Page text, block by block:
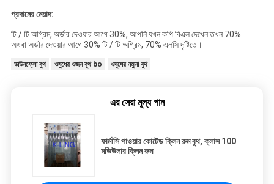
প্রদানের মেয়াদ:
টি / টি অগ্রিম, অর্ডার দেওয়ার আগে 30%, আপনি যখন কপি বিএল দেখেন তখন 70%
অথবা অর্ডার দেওয়ার আগে 30% টি / টি অগ্রিম, 70% এলসি দৃষ্টিতে।
ডাউনফ্লো বুথ ওষুধের ওজন বুথ bo ওষুধের নমুনা বুথ
এর সেরা মূল্য পান
ফার্মাসি পাওয়ার কোটেড ক্লিন রুম বুথ, ক্লাস 100
মডিউলার ক্লিন রুম